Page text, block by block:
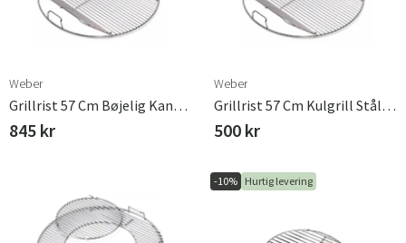
Weber
Grillrist 57 Cm Bøjelig Kant Rustfrit Stål Weber
845 kr
Weber
Grillrist 57 Cm Kulgrill Stål Weber
500 kr
-10% Hurtig levering